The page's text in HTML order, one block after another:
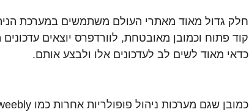
חלק גדול מאוד מאתרי העולם משתמשים במערכת
קוד פתוח וכמובן מאובטחת, לוורדפרס יוצאים
כדאי מאוד לשים לב לעדכונים אלו ולבצע אותם.